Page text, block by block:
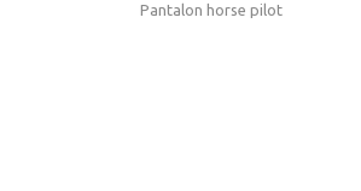
Pantalon horse pilot